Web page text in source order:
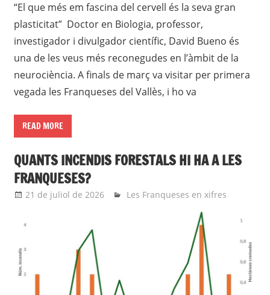
“El que més em fascina del cervell és la seva gran
plasticitat” Doctor en Biologia, professor,
investigador i divulgador científic, David Bueno és
una de les veus més reconegudes en l’àmbit de la
neurociència. A finals de març va visitar per primera
vegada les Franqueses del Vallès, i ho va
READ MORE
QUANTS INCENDIS FORESTALS HI HA A LES
FRANQUESES?
21 de juliol de 2026 Eli
Les Franqueses en xifres